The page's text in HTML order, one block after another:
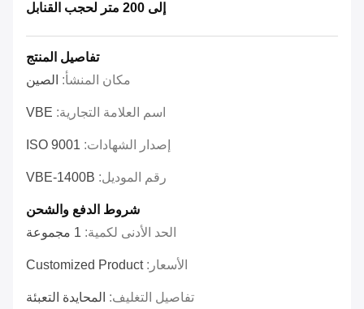
إلى 200 متر لحجب القنابل
تفاصيل المنتج
مكان المنشأ: الصين
اسم العلامة التجارية: VBE
إصدار الشهادات: ISO 9001
رقم الموديل: VBE-1400B
شروط الدفع والشحن
الحد الأدنى لكمية: 1 مجموعة
الأسعار:Customized Product
تفاصيل التغليف: المحايدة التعبئة